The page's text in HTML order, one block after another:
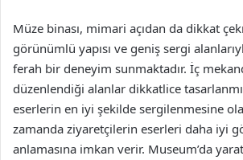
Müze binası, mimari açıdan da dikkat
görünümlü yapısı ve geniş sergi
ferah bir deneyim sunmaktadır. İç
düzenlendiği alanlar dikkatlice
eserlerin en iyi şekilde sergilenmesine
zamanda ziyaretçilerin eserleri daha iyi
anlamasına imkan verir. Museum’da